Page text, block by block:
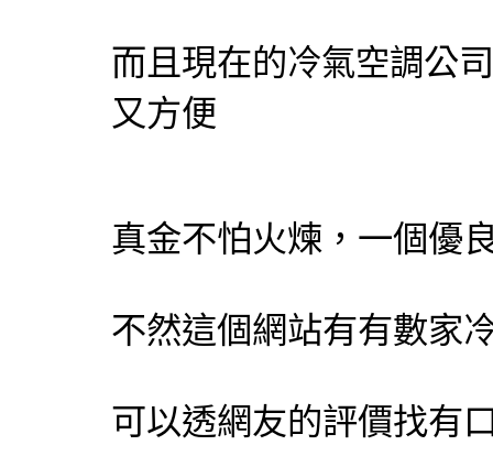
而且現在的冷氣空調公
又方便
真金不怕火煉，一個優
不然這個網站有有數家
可以透網友的評價找有